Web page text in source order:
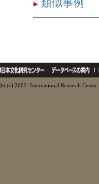
類似事例
(c) 2002- International Research